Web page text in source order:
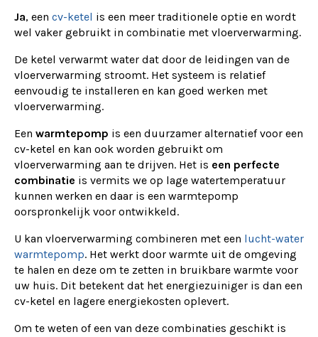
Ja, een cv-ketel is een meer traditionele optie en wordt
wel vaker gebruikt in combinatie met vloerverwarming.
De ketel verwarmt water dat door de leidingen van de
vloerverwarming stroomt. Het systeem is relatief
eenvoudig te installeren en kan goed werken met
vloerverwarming.
Een warmtepomp is een duurzamer alternatief voor een
cv-ketel en kan ook worden gebruikt om
vloerverwarming aan te drijven. Het is een perfecte
combinatie is vermits we op lage watertemperatuur
kunnen werken en daar is een warmtepomp
oorspronkelijk voor ontwikkeld.
U kan vloerverwarming combineren met een lucht-water
warmtepomp. Het werkt door warmte uit de omgeving
te halen en deze om te zetten in bruikbare warmte voor
uw huis. Dit betekent dat het energiezuiniger is dan een
cv-ketel en lagere energiekosten oplevert.
Om te weten of een van deze combinaties geschikt is